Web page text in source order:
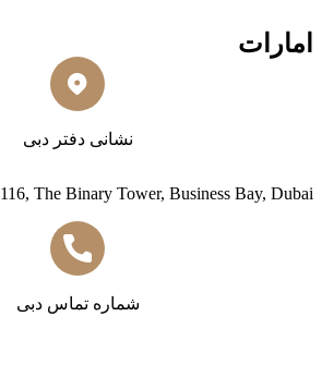
امارات
نشانی دفتر دبی
116, The Binary Tower, Business Bay, Dubai
شماره تماس دبی